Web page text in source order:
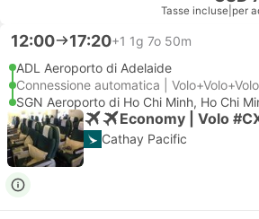
Tasse incluse per
12:00 17:20+1 1g 7o 50m
ADL Aeroporto di Adelaide
Connessione automatica | Volo+Volo+Volo
SGN Aeroporto di Ho Chi Minh, Ho Chi
Economy | Volo
Cathay Pacific